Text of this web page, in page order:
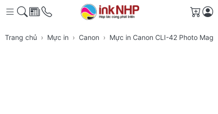
Giỏ
Trang chủ Mực in Canon Mực in Canon CLI-42 Photo